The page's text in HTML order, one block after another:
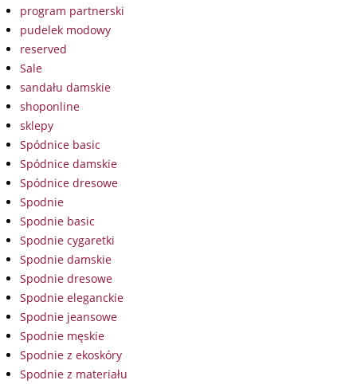
program partnerski
pudelek modowy
reserved
Sale
sandału damskie
shoponline
sklepy
Spódnice basic
Spódnice damskie
Spódnice dresowe
Spodnie
Spodnie basic
Spodnie cygaretki
Spodnie damskie
Spodnie dresowe
Spodnie eleganckie
Spodnie jeansowe
Spodnie męskie
Spodnie z ekoskóry
Spodnie z materiału